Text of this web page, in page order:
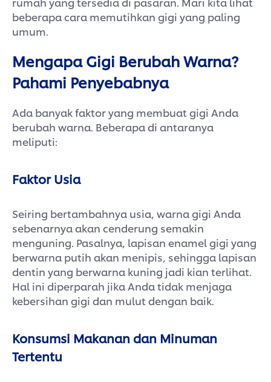
beberapa cara memutihkan gigi yang paling
umum.
Mengapa Gigi Berubah Warna?
Pahami Penyebabnya
Ada banyak faktor yang membuat gigi Anda
berubah warna. Beberapa di antaranya
meliputi:
Faktor Usia
Seiring bertambahnya usia, warna gigi Anda
sebenarnya akan cenderung semakin
menguning. Pasalnya, lapisan enamel gigi yang
berwarna putih akan menipis, sehingga lapisan
dentin yang berwarna kuning jadi kian terlihat.
Hal ini diperparah jika Anda tidak menjaga
kebersihan gigi dan mulut dengan baik.
Konsumsi Makanan dan Minuman
Tertentu